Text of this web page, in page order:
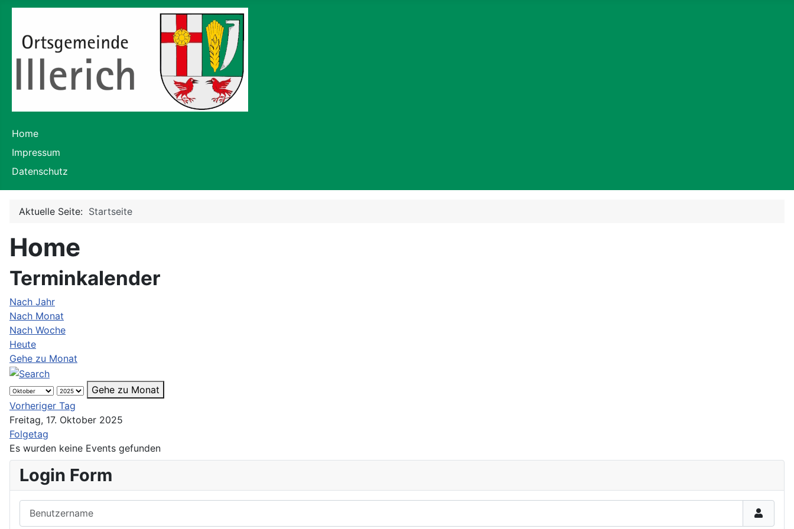
Home
Impressum
Datenschutz
Aktuelle Seite: Startseite
Home
Terminkalender
Nach Jahr
Nach Monat
Nach Woche
Heute
Gehe zu Monat
Gehe zu Monat
Vorheriger Tag
Freitag, 17. Oktober 2025
Folgetag
Es wurden keine Events gefunden
Login Form